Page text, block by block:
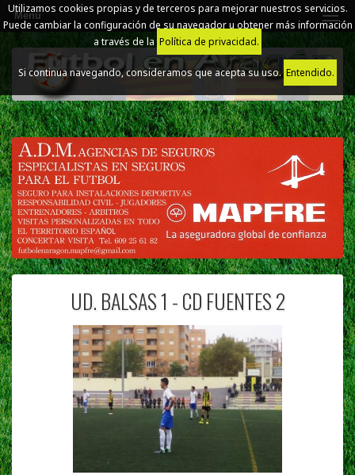
Utilizamos cookies propias y de terceros para mejorar nuestros servicios.
Puede cambiar la configuración de su navegador u obtener más información
a través de la Política de privacidad.
Si continua navegando, consideramos que acepta su uso.Entendido.
Menú
UD. BALSAS 1 - CD FUENTES 2